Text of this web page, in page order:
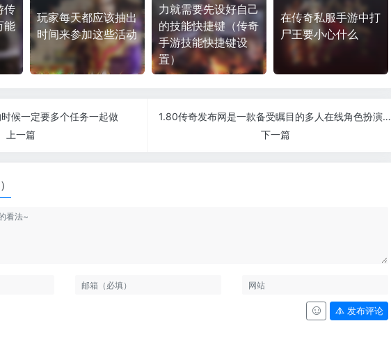
传
能
玩家每天都应该抽出
时间来参加这些活动
力就需要先设好自己
的技能快捷键（传奇
手游技能快捷键设
置）
在传奇私服手游中打
尸王要小心什么
候一定要多个任务一起做
上一篇
1.80传奇发布网是一款备受瞩目的多人在线角色扮演游戏
下一篇
发布评论